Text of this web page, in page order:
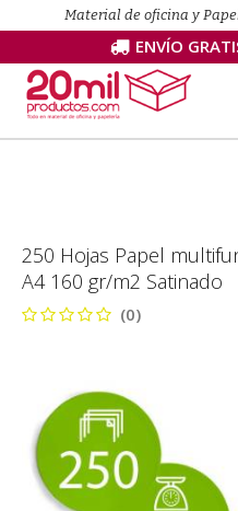
Material de oficina y
ENVÍO
250 Hojas Papel
A4 160 gr/m2 Satinado
(0)